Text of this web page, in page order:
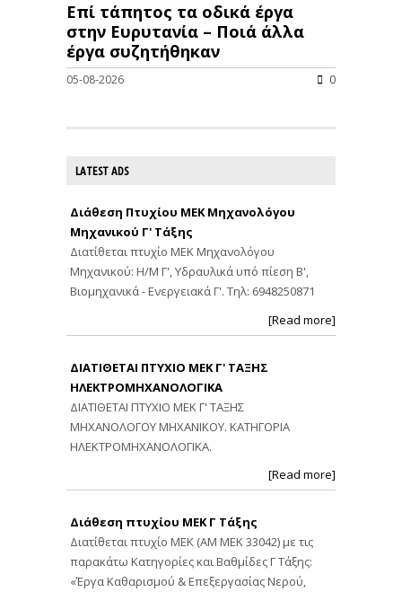
Επί τάπητος τα οδικά έργα
στην Ευρυτανία – Ποιά άλλα
έργα συζητήθηκαν
05-08-2026 0
LATEST ADS
Διάθεση Πτυχίου ΜΕΚ Μηχανολόγου
Μηχανικού Γ' Τάξης
Διατίθεται πτυχίο ΜΕΚ Μηχανολόγου
Μηχανικού: Η/Μ Γ', Υδραυλικά υπό πίεση Β',
Βιομηχανικά - Ενεργειακά Γ'. Τηλ: 6948250871
[Read more]
ΔΙΑΤΙΘΕΤΑΙ ΠΤΥΧΙΟ ΜΕΚ Γ' ΤΑΞΗΣ
ΗΛΕΚΤΡΟΜΗΧΑΝΟΛΟΓΙΚΑ
ΔΙΑΤΙΘΕΤΑΙ ΠΤΥΧΙΟ ΜΕΚ Γ' ΤΑΞΗΣ
ΜΗΧΑΝΟΛΟΓΟΥ ΜΗΧΑΝΙΚΟΥ. ΚΑΤΗΓΟΡΙΑ
ΗΛΕΚΤΡΟΜΗΧΑΝΟΛΟΓΙΚΑ.
[Read more]
Διάθεση πτυχίου ΜΕΚ Γ Τάξης
Διατίθεται πτυχίο ΜΕΚ (ΑΜ ΜΕΚ 33042) με τις
παρακάτω Κατηγορίες και Βαθμίδες Γ Τάξης:
«Έργα Καθαρισμού & Επεξεργασίας Νερού,